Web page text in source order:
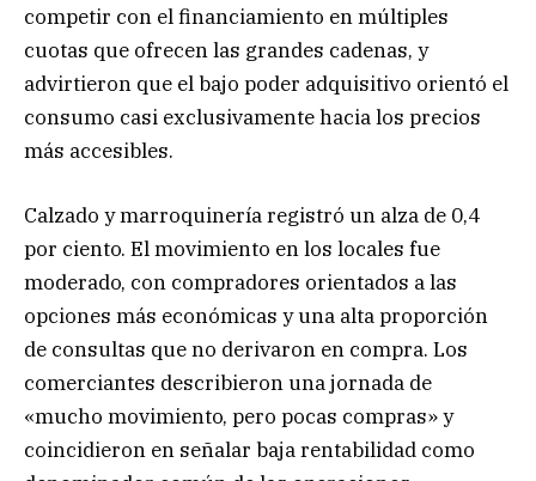
competir con el financiamiento en múltiples
cuotas que ofrecen las grandes cadenas, y
advirtieron que el bajo poder adquisitivo orientó el
consumo casi exclusivamente hacia los precios
más accesibles.
Calzado y marroquinería registró un alza de 0,4
por ciento. El movimiento en los locales fue
moderado, con compradores orientados a las
opciones más económicas y una alta proporción
de consultas que no derivaron en compra. Los
comerciantes describieron una jornada de
«mucho movimiento, pero pocas compras» y
coincidieron en señalar baja rentabilidad como